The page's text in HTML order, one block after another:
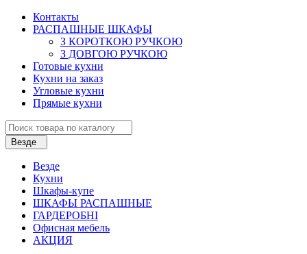
Контакты
РАСПАШНЫЕ ШКАФЫ
З КОРОТКОЮ РУЧКОЮ
З ДОВГОЮ РУЧКОЮ
Готовые кухни
Кухни на заказ
Угловые кухни
Прямые кухни
Везде
Везде
Кухни
Шкафы-купе
ШКАФЫ РАСПАШНЫЕ
ГАРДЕРОБНІ
Офисная мебель
АКЦИЯ